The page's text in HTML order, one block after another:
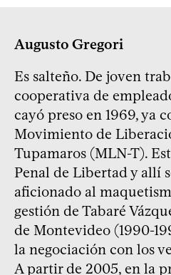
Augusto Gregori
Es salteño. De joven
cooperativa de
cayó preso en 1969, ya
Movimiento de
Tupamaros (MLN-T).
Penal de Libertad y allí
aficionado al
gestión de Tabaré
de Montevideo (1990-
la negociación con los
A partir de 2005, en la